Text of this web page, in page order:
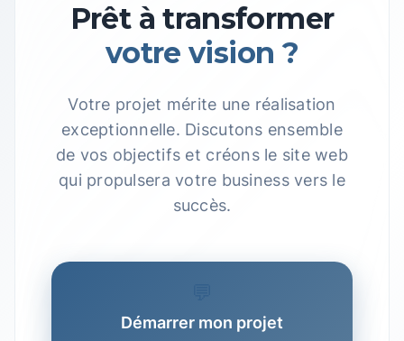
Prêt à transformer
votre vision ?
Votre projet mérite une réalisation
exceptionnelle. Discutons ensemble
de vos objectifs et créons le site web
qui propulsera votre business vers le
succès.
Démarrer mon projet